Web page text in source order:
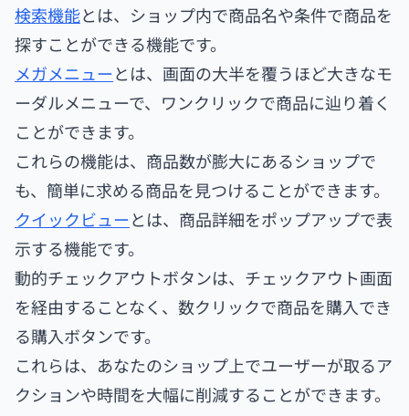
検索機能とは、ショップ内で商品名や条件で商品を
探すことができる機能です。
メガメニューとは、画面の大半を覆うほど大きなモ
ーダルメニューで、ワンクリックで商品に辿り着く
ことができます。
これらの機能は、商品数が膨大にあるショップで
も、簡単に求める商品を見つけることができます。
クイックビューとは、商品詳細をポップアップで表
示する機能です。
動的チェックアウトボタンは、チェックアウト画面
を経由することなく、数クリックで商品を購入でき
る購入ボタンです。
これらは、あなたのショップ上でユーザーが取るア
クションや時間を大幅に削減することができます。